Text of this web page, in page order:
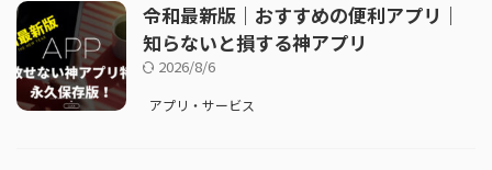
令和最新版｜おすすめの便利アプリ｜
知らないと損する神アプリ
2026/8/6
アプリ・サービス